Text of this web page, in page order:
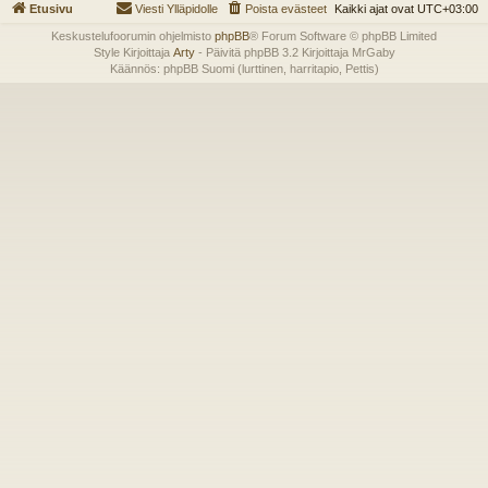
Etusivu Kaikki ajat ovat UTC+03:00
Poista evästeet
Viesti Ylläpidolle
Keskustelufoorumin ohjelmisto phpBB® Forum Software © phpBB Limited
Style Kirjoittaja Arty- Päivitä phpBB 3.2 Kirjoittaja MrGaby
Käännös: phpBB Suomi (lurttinen, harritapio, Pettis)